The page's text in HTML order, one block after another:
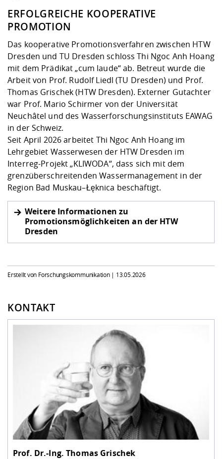
ERFOLGREICHE KOOPERATIVE
PROMOTION
Das kooperative Promotionsverfahren zwischen HTW
Dresden und TU Dresden schloss Thi Ngoc Anh Hoang
mit dem Prädikat „cum laude“ ab. Betreut wurde die
Arbeit von Prof. Rudolf Liedl (TU Dresden) und Prof.
Thomas Grischek (HTW Dresden). Externer Gutachter
war Prof. Mario Schirmer von der Universität
Neuchâtel und des Wasserforschungsinstituts EAWAG
in der Schweiz.
Seit April 2026 arbeitet Thi Ngoc Anh Hoang im
Lehrgebiet Wasserwesen der HTW Dresden im
Interreg-Projekt „KLIWODA“, dass sich mit dem
grenzüberschreitenden Wassermanagement in der
Region Bad Muskau–Łęknica beschäftigt.
Weitere Informationen zu
Promotionsmöglichkeiten an der HTW
Dresden
Erstellt von Forschungskommunikation | 13.05.2026
KONTAKT
Prof. Dr.-Ing.Thomas Grischek